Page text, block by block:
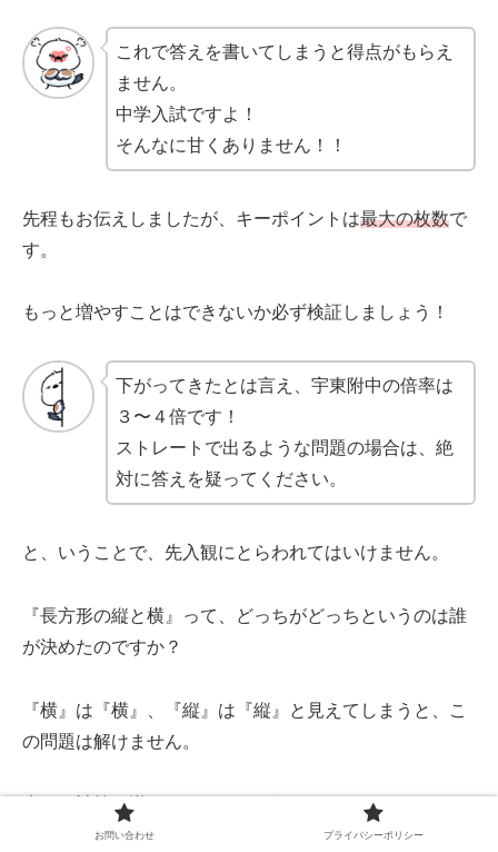
これで答えを書いてしまうと得点がもらえ
ません。
中学入試ですよ！
そんなに甘くありません！！
先程もお伝えしましたが、キーポイントは最大の枚数で
す。
もっと増やすことはできないか必ず検証しましょう！
下がってきたとは言え、宇東附中の倍率は
３〜４倍です！
ストレートで出るような問題の場合は、絶
対に答えを疑ってください。
と、いうことで、先入観にとらわれてはいけません。
『長方形の縦と横』って、どっちがどっちというのは誰
が決めたのですか？
『横』は『横』、『縦』は『縦』と見えてしまうと、こ
の問題は解けません。
先程の計算を逆にしてみましょう！
お問い合わせ プライバシーポリシー